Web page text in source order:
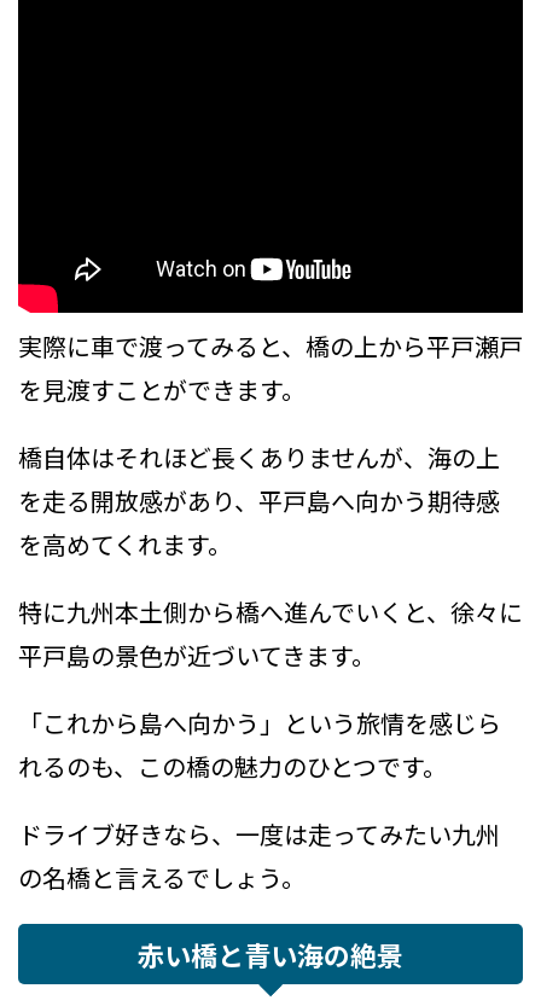
実際に車で渡ってみると、橋の上から平戸瀬戸
を見渡すことができます。
橋自体はそれほど長くありませんが、海の上
を走る開放感があり、平戸島へ向かう期待感
を高めてくれます。
特に九州本土側から橋へ進んでいくと、徐々に
平戸島の景色が近づいてきます。
「これから島へ向かう」という旅情を感じら
れるのも、この橋の魅力のひとつです。
ドライブ好きなら、一度は走ってみたい九州
の名橋と言えるでしょう。
赤い橋と青い海の絶景